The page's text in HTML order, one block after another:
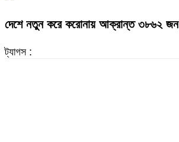
দেশে নতুন করে করোনায় আক্রান্ত ৩৮৬২
ট্যাগস :